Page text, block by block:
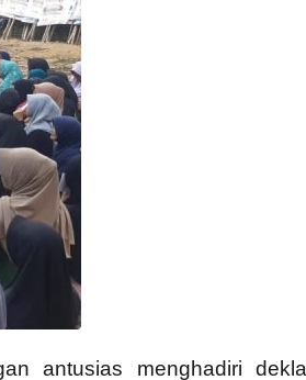
antusias menghadiri